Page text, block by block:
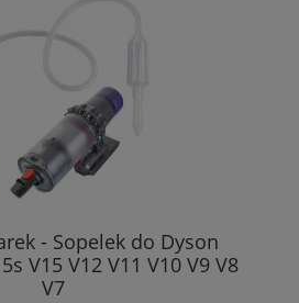
- Sopelek do Dyson
V15 V12 V11 V10 V9 V8
V7